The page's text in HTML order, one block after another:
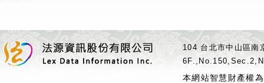
104 台北市中山區
本網站智慧財產權